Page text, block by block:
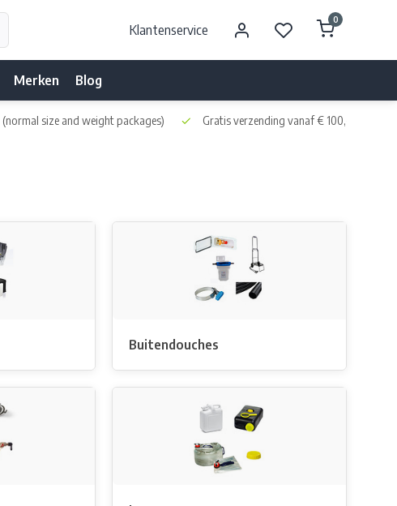
Klantenservice
0
Merken Blog
(normal size and weight packages) Gratis verzending vanaf € 100,- naar NL
Buitendouches